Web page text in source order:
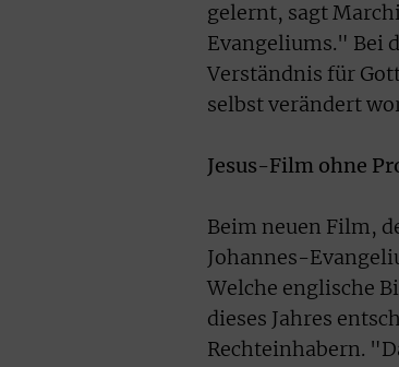
gelernt, sagt
Evangeliums." Bei
Verständnis für
selbst verändert
Jesus-Film ohne
Beim neuen Film,
Johannes-
Welche englische
dieses Jahres
Rechteinhabern.